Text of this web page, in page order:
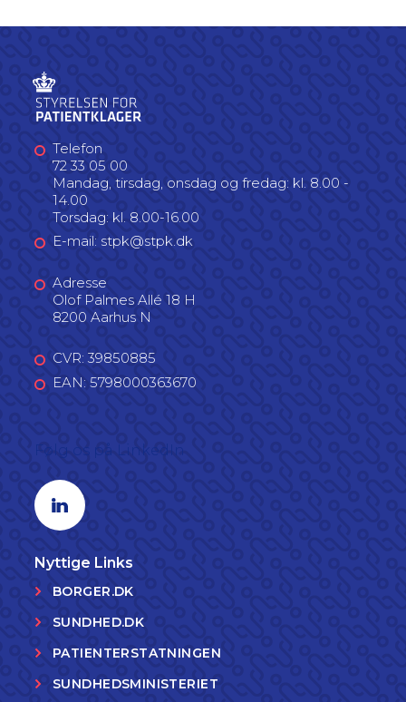
Telefon
72 33 05 00
Mandag, tirsdag, onsdag og fredag: kl. 8.00 -
14.00
Torsdag: kl. 8.00-16.00
E-mail: stpk@stpk.dk
Adresse
Olof Palmes Allé 18 H
8200 Aarhus N
CVR: 39850885
EAN: 5798000363670
Linkedin profil
Nyttige Links
BORGER.DK
SUNDHED.DK
PATIENTERSTATNINGEN
SUNDHEDSMINISTERIET